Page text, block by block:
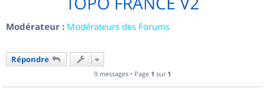
Modérateur : Modérateurs des Forums
Répondre
9 messages • Page 1 sur 1